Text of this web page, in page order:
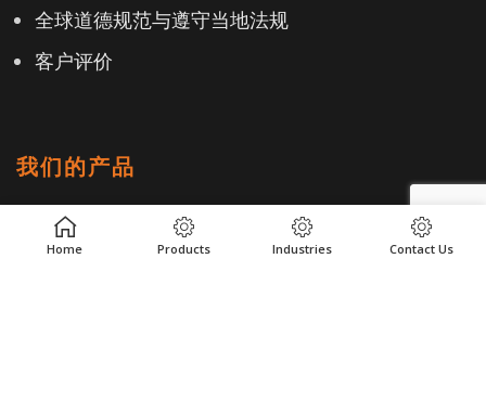
全球道德规范与遵守当地法规
客户评价
我们的产品
产品中心
工业
Home Products Industries Contact Us